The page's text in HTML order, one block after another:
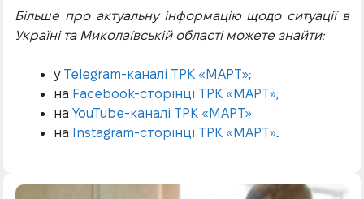
Більше про актуальну інформацію щодо ситуації в
Україні та Миколаївській області можете знайти:
у Telegram-каналі ТРК «МАРТ»;
на Facebook-сторінці ТРК «МАРТ»;
на YouTube-каналі ТРК «МАРТ»
на
Instagram-сторінці ТРК «МАРТ».